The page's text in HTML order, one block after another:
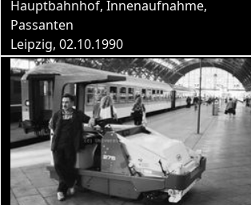
Hauptbahnhof, Innenaufnahme,
Passanten
Leipzig, 02.10.1990